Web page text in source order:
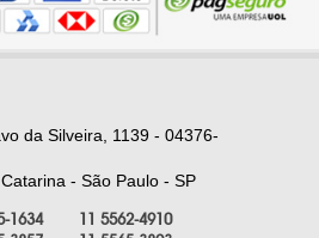
da Silveira, 1139 - 04376-
- São Paulo - SP
1634
11 5562-4910